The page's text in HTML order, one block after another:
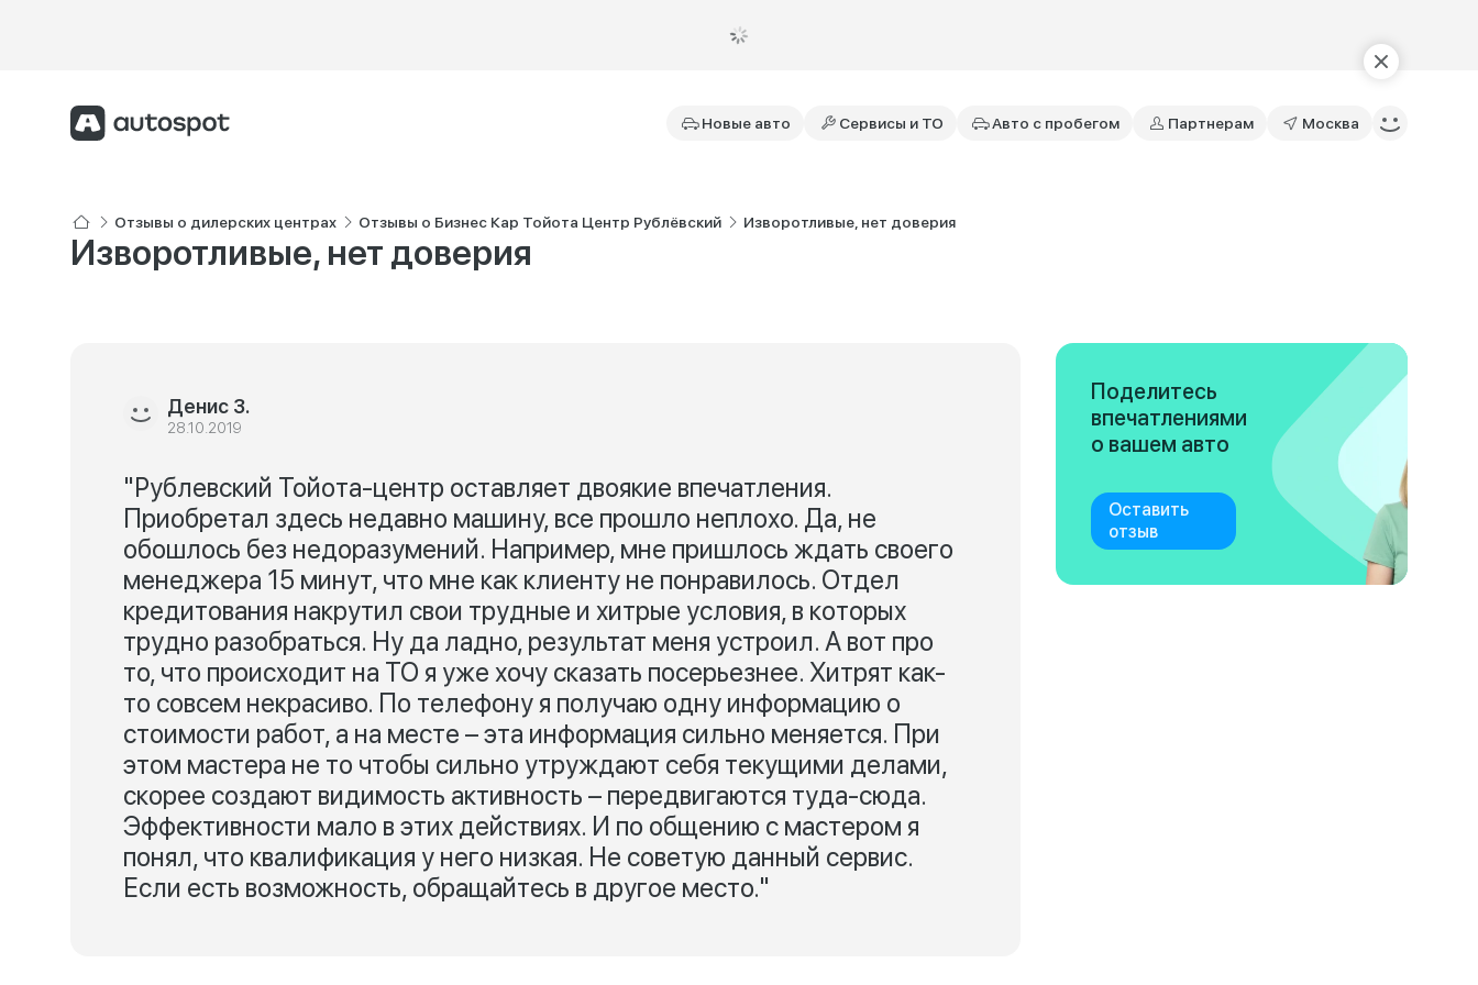
Новые авто Сервисы и ТО Авто с пробегом Партнерам Москва
Отзывы о дилерских центрах Отзывы о Бизнес Кар Тойота Центр Рублёвский Изворотливые, нет доверия
Изворотливые, нет доверия
Денис З.
28.10.2019
"Рублевский Тойота-центр оставляет двоякие впечатления.
Приобретал здесь недавно машину, все прошло неплохо. Да, не
обошлось без недоразумений. Например, мне пришлось ждать своего
менеджера 15 минут, что мне как клиенту не понравилось. Отдел
кредитования накрутил свои трудные и хитрые условия, в которых
трудно разобраться. Ну да ладно, результат меня устроил. А вот про
то, что происходит на ТО я уже хочу сказать посерьезнее. Хитрят как-
то совсем некрасиво. По телефону я получаю одну информацию о
стоимости работ, а на месте – эта информация сильно меняется. При
этом мастера не то чтобы сильно утруждают себя текущими делами,
скорее создают видимость активность – передвигаются туда-сюда.
Эффективности мало в этих действиях. И по общению с мастером я
понял, что квалификация у него низкая. Не советую данный сервис.
Если есть возможность, обращайтесь в другое место."
Поделитесь
впечатлениями
о вашем авто
Оставить
отзыв